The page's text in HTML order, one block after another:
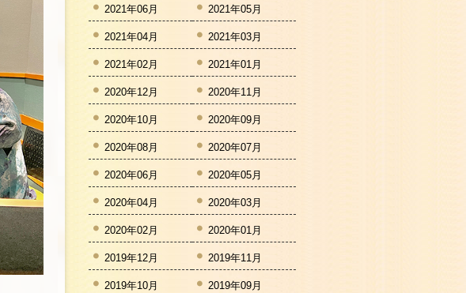
2021年06月 2021年05月
2021年04月 2021年03月
2021年02月 2021年01月
2020年12月 2020年11月
2020年10月 2020年09月
2020年08月 2020年07月
2020年06月 2020年05月
2020年04月 2020年03月
2020年02月 2020年01月
2019年12月 2019年11月
2019年10月 2019年09月